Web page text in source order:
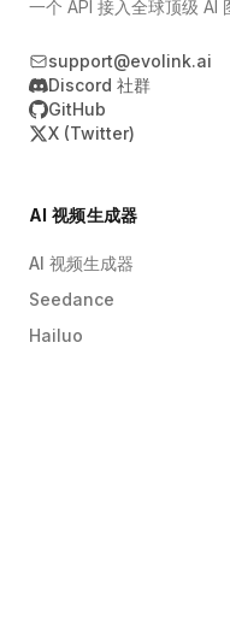
一个 API 接入全球顶级 AI
support@evolink.ai
Discord 社群
GitHub
X (Twitter)
AI 视频生成器
AI 视频生成器
Seedance
Hailuo